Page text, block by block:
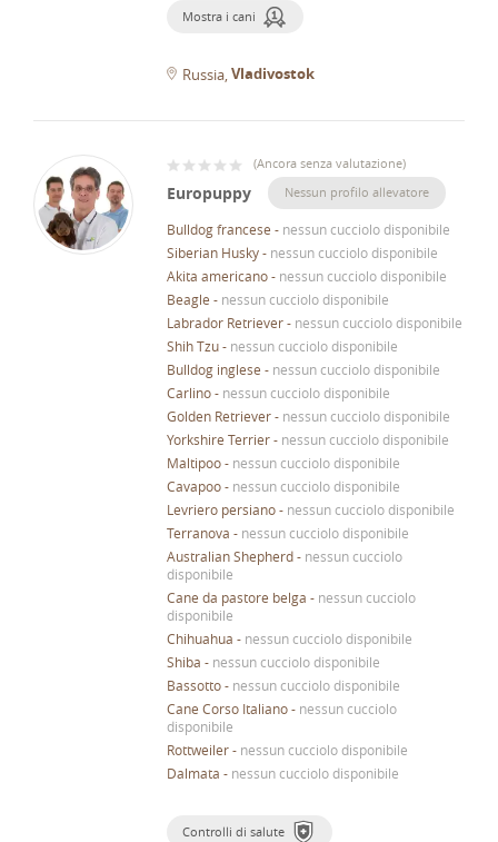
Mostra i cani
Russia Vladivostok
(Ancora senza valutazione)
Europuppy Nessun profilo allevatore
Bulldog francese - nessun cucciolo disponibile
Siberian Husky- nessun cucciolo disponibile
Akita americano- nessun cucciolo disponibile
Beagle - nessun cucciolo disponibile
Labrador Retriever- nessun cucciolo disponibile
Shih Tzu- nessun cucciolo disponibile
Bulldog inglese - nessun cucciolo disponibile
Carlino- nessun cucciolo disponibile
Golden Retriever- nessun cucciolo disponibile
Yorkshire Terrier- nessun cucciolo disponibile
Maltipoo- nessun cucciolo disponibile
Cavapoo- nessun cucciolo disponibile
Levriero persiano- nessun cucciolo disponibile
Terranova - nessun cucciolo disponibile
Australian Shepherd- nessun cucciolo
disponibile
Cane da pastore belga - nessun cucciolo
disponibile
Chihuahua - nessun cucciolo disponibile
Shiba - nessun cucciolo disponibile
Bassotto- nessun cucciolo disponibile
Cane Corso Italiano- nessun cucciolo
disponibile
Rottweiler- nessun cucciolo disponibile
Dalmata - nessun cucciolo disponibile
Controlli di salute